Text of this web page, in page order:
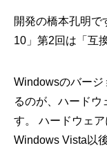
開発の橋本孔明
10」第2回は「互
Windowsのバージ
るのが、ハードウ
す。 ハードウェ
Windows Vista以